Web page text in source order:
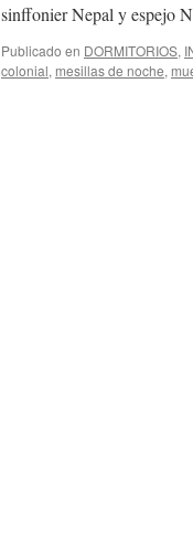
sinffonier Nepal y espejo
Publicado en DORMITORIOS,
colonial, mesillas de noche,